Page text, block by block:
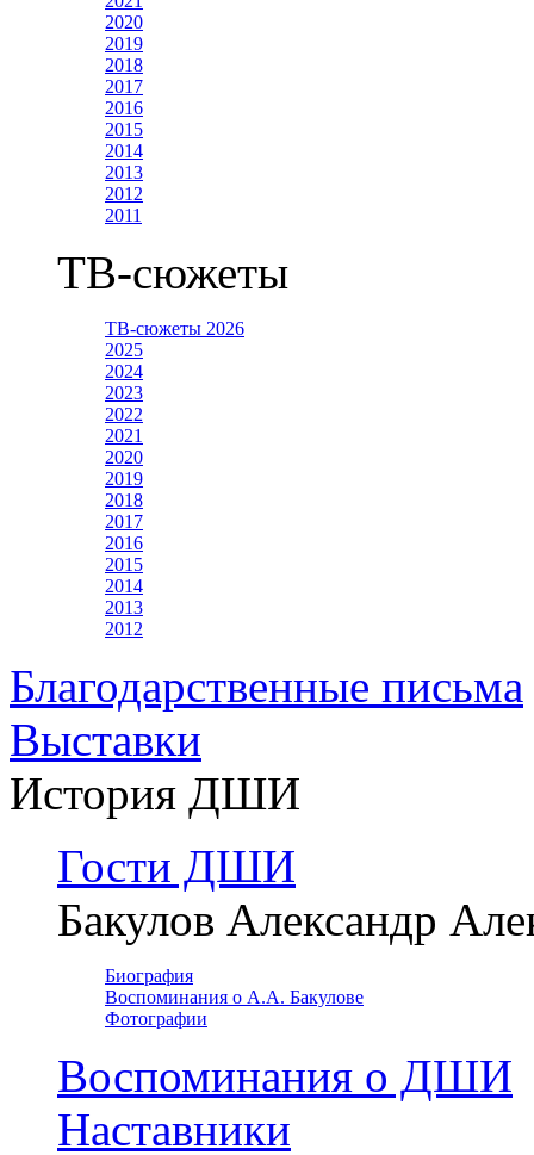
2020
2019
2018
2017
2016
2015
2014
2013
2012
2011
ТВ-сюжеты
ТВ-сюжеты 2026
2025
2024
2023
2022
2021
2020
2019
2018
2017
2016
2015
2014
2013
2012
Благодарственные письма
Выставки
История ДШИ
Гости ДШИ
Бакулов Александр
Биография
Воспоминания о А.А. Бакулове
Фотографии
Воспоминания о ДШИ
Наставники